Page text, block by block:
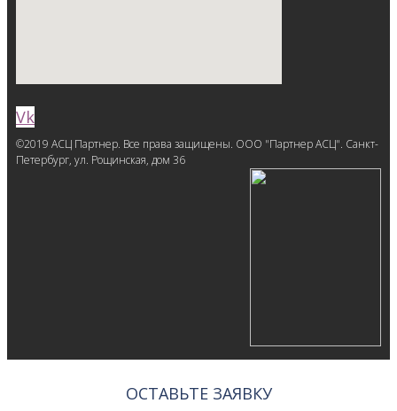
Vk
©2019 АСЦ Партнер. Все права защищены. ООО "Партнер АСЦ". Санкт-
Петербург, ул. Рощинская, дом 36
ОСТАВЬТЕ ЗАЯВКУ